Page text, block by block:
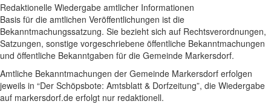
Redaktionelle Wiedergabe amtlicher Informationen
Basis für die amtlichen Veröffentlichungen ist die
Bekanntmachungssatzung. Sie bezieht sich auf Rechtsverordnungen,
Satzungen, sonstige vorgeschriebene öffentliche Bekanntmachungen
und öffentliche Bekanntgaben für die Gemeinde Markersdorf.
Amtliche Bekanntmachungen der Gemeinde Markersdorf erfolgen
jeweils in “Der Schöpsbote: Amtsblatt & Dorfzeitung”, die Wiedergabe
auf markersdorf.de erfolgt nur redaktionell.